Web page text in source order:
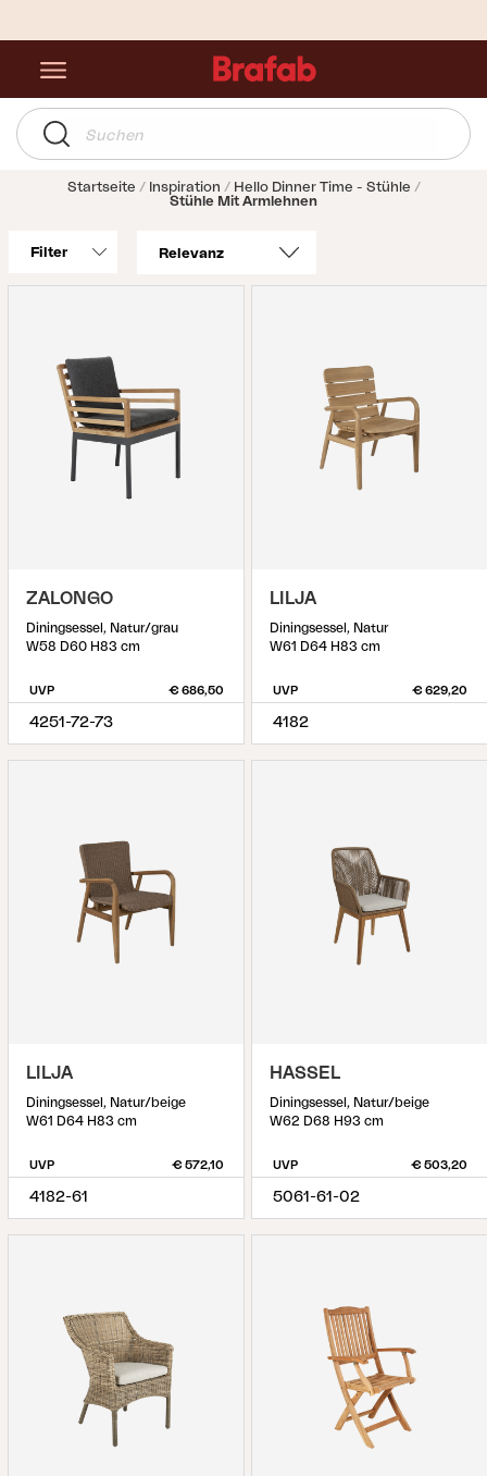
Startseite Inspiration
Hello Dinner Time - Stühle
Stühle Mit Armlehnen
Filter
ZALONGO
Diningsessel, Natur/grau
W58 D60 H83 cm
UVP € 686,50
4251-72-73
LILJA
Diningsessel, Natur
W61 D64 H83 cm
UVP € 629,20
4182
LILJA
Diningsessel, Natur/beige
W61 D64 H83 cm
UVP € 572,10
4182-61
HASSEL
Diningsessel, Natur/beige
W62 D68 H93 cm
UVP € 503,20
5061-61-02